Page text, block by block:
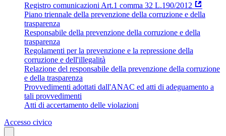
Registro comunicazioni Art.1 comma 32 L.190/2012
Piano triennale della prevenzione della corruzione e della
trasparenza
Responsabile della prevenzione della corruzione e della
trasparenza
Regolamenti per la prevenzione e la repressione della
corruzione e dell'illegalità
Relazione del responsabile della prevenzione della corruzione
e della trasparenza
Provvedimenti adottati dall'ANAC ed atti di adeguamento a
tali provvedimenti
Atti di accertamento delle violazioni
Accesso civico